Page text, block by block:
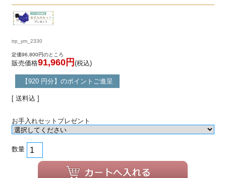
trp_ym_2330
定価96,800円のところ
販売価格91,960円 (税込)
【920 円分】のポイントご進呈
[ 送料込 ]
お手入れセットプレゼント
数量